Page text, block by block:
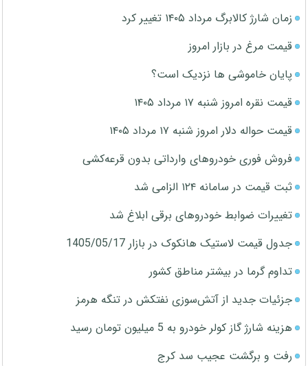
زمان شارژ کالابرگ مرداد ۱۴۰۵ تغییر کرد
قیمت مرغ در بازار امروز
پایان خاموشی ها نزدیک است؟
قیمت نقره امروز شنبه ۱۷ مرداد ۱۴۰۵
قیمت حواله دلار امروز شنبه ۱۷ مرداد ۱۴۰۵
فروش فوری خودروهای وارداتی بدون قرعه‌کشی
ثبت قیمت در سامانه ۱۲۴ الزامی شد
تغییرات ضوابط خودروهای برقی ابلاغ شد
جدول قیمت لاستیک هانکوک در بازار 1405/05/17
تداوم گرما در بیشتر مناطق کشور
جزئیات جدید از آتش‌سوزی نفتکش در تنگه هرمز
هزینه شارژ گاز کولر خودرو به 5 میلیون تومان رسید
رفت و برگشت عجیب سد کرج